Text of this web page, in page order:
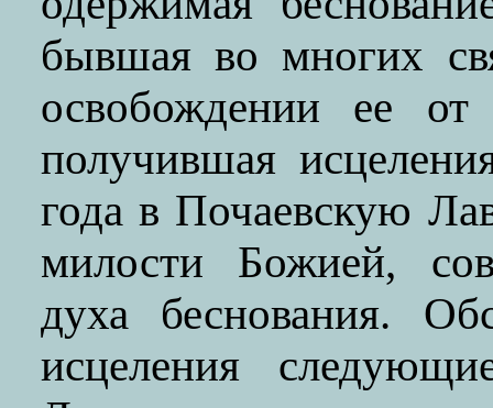
бывшая во многих
освобождении ее
получившая
года в Почаевскую
милости Божией,
духа беснования.
исцеления